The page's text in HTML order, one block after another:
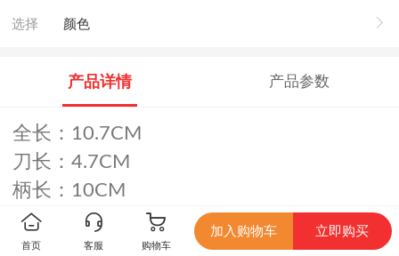
选择 颜色
产品详情 产品参数
全长：10.7CM
刀长：4.7CM
柄长：10CM
刃厚：5MM
刃材：大马士革钢
首页 客服 购物车
加入购物车 立即购买